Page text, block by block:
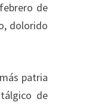
de
dolorido
patria
de